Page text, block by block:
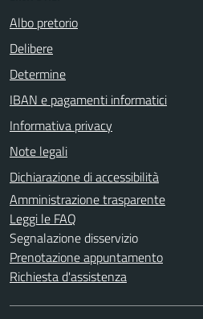
Albo pretorio
Delibere
Determine
IBAN e pagamenti informatici
Informativa privacy
Note legali
Dichiarazione di accessibilità
Amministrazione trasparente
Leggi le FAQ
Segnalazione disservizio
Prenotazione appuntamento
Richiesta d'assistenza